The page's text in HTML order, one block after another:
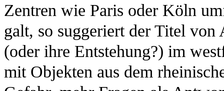
Zentren wie Paris oder Köln
galt, so suggeriert der Titel
(oder ihre Entstehung?) im
mit Objekten aus dem